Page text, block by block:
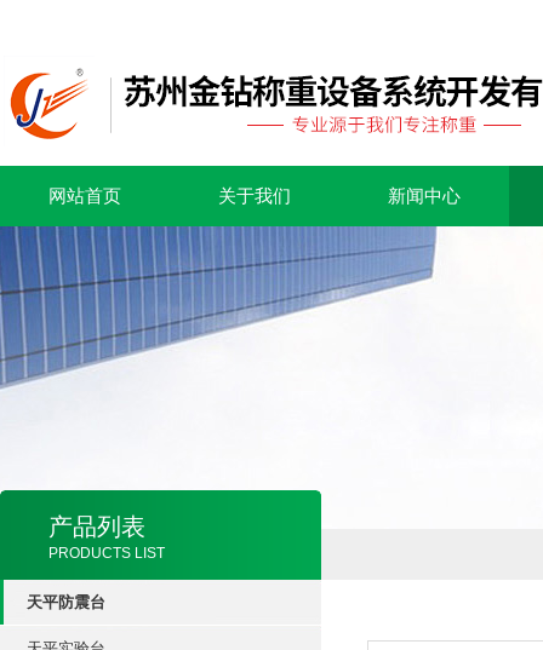
网站首页 关于我们 新闻中心
产品列表
PRODUCTS LIST
天平防震台